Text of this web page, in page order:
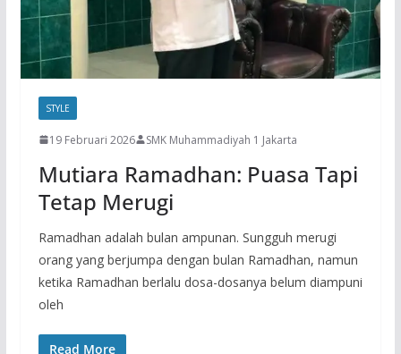
STYLE
19 Februari 2026 SMK Muhammadiyah 1 Jakarta
Mutiara Ramadhan: Puasa Tapi
Tetap Merugi
Ramadhan adalah bulan ampunan. Sungguh merugi
orang yang berjumpa dengan bulan Ramadhan, namun
ketika Ramadhan berlalu dosa-dosanya belum diampuni
oleh
Read More